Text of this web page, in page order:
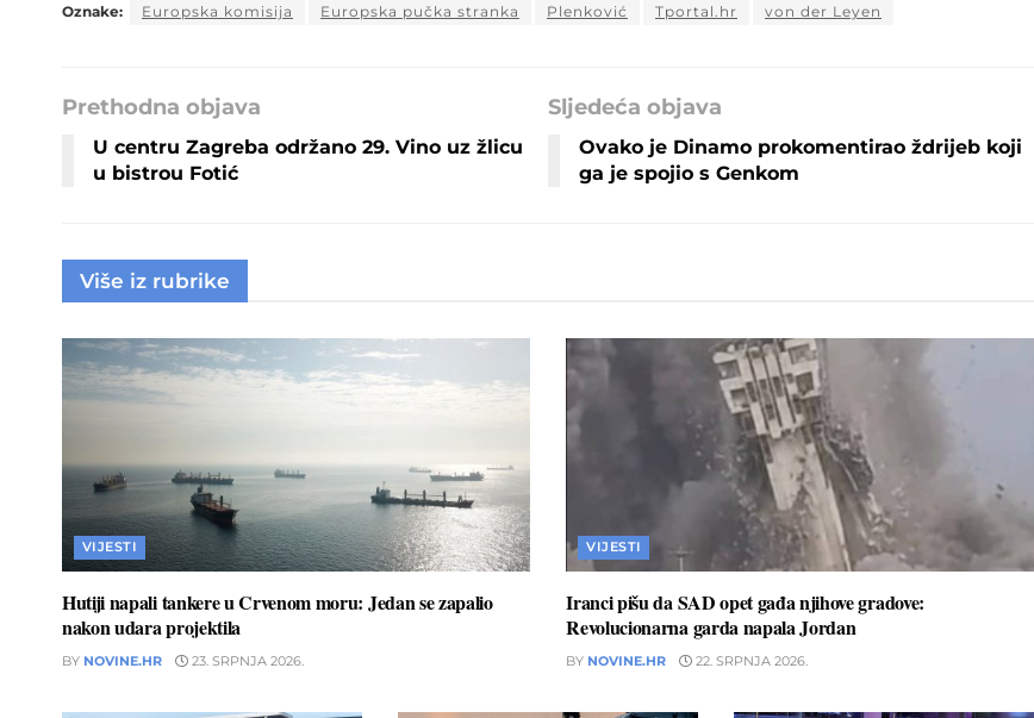
Oznake: Europska komisija Europska pučka stranka Plenković Tportal.hr von der Leyen
Prethodna objava
U centru Zagreba održano 29. Vino uz žlicu
u bistrou Fotić
Sljedeća objava
Ovako je Dinamo prokomentirao ždrijeb koji
ga je spojio s Genkom
Više iz rubrike
VIJESTI
Hutiji napali tankere u Crvenom moru: Jedan se zapalio
nakon udara projektila
BY NOVINE.HR 23. SRPNJA 2026.
VIJESTI
Iranci pišu da SAD opet gađa njihove gradove:
Revolucionarna garda napala Jordan
BY NOVINE.HR 22. SRPNJA 2026.